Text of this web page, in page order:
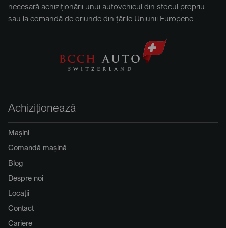
necesară achiziționării unui autovehicul din stocul propriu
sau la comandă de oriunde din țările Uniunii Europene.
Achiziționează
Mașini
Comandă mașină
Blog
Despre noi
Locații
Contact
Cariere